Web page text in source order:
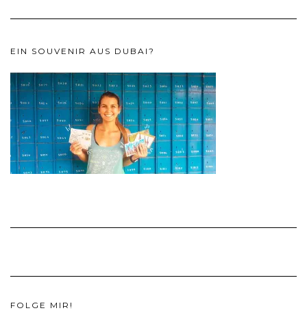
EIN SOUVENIR AUS DUBAI?
FOLGE MIR!